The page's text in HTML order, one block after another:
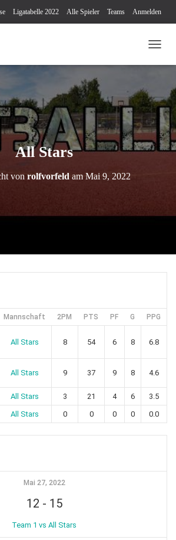
Ligatabelle 2022 Alle Spieler Teams Anmelden
All Stars
von rolfvorfeld am Mai 9, 2022
Mannschaft 2PM PTS PF G PPG
All Stars 8 54 6 8 6.8
All Stars 9 37 9 8 4.6
All Stars 3 21 4 6
3.5
All Stars 0 0 0 0 0.0
Mai 27, 2022
12 - 15
Team 1 vs All Stars